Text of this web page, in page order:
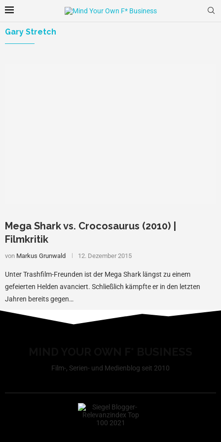
Gary Stretch
Mega Shark vs. Crocosaurus (2010) |
Filmkritik
von Markus Grunwald 12. Dezember 2015
Unter Trashfilm-Freunden ist der Mega Shark längst zu einem
gefeierten Helden avanciert. Schließlich kämpfte er in den letzten
Jahren bereits gegen…
Film-, Serien- und Medienblog seit 2010